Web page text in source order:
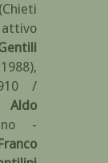
(Chieti
,
/
Aldo
-